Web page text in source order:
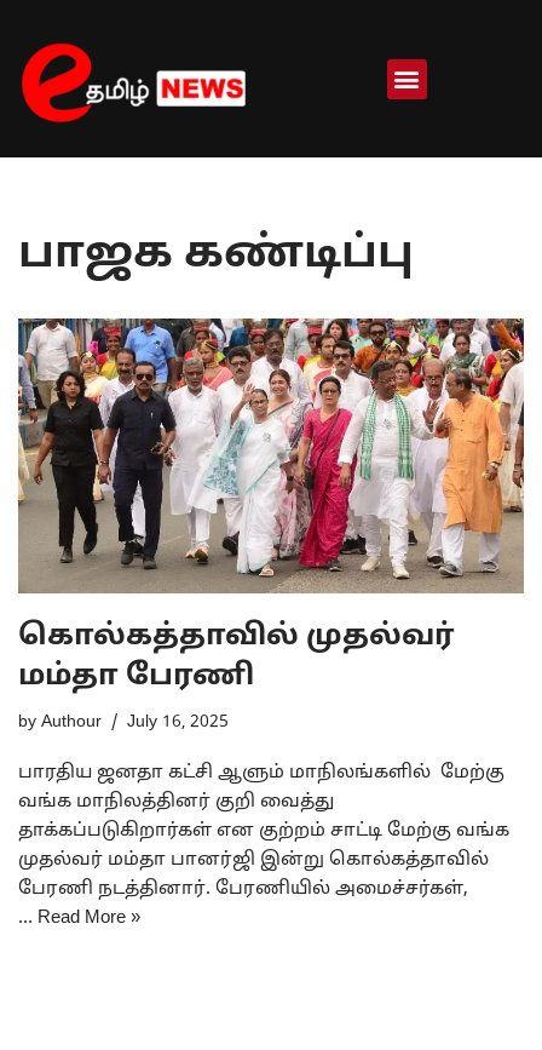
Skip
to
content
பாஜக கண்டிப்பு
கொல்கத்தாவில் முதல்வர்
மம்தா பேரணி
by Authour July 16, 2025
பாரதிய ஜனதா கட்சி ஆளும் மாநிலங்களில் மேற்கு
வங்க மாநிலத்தினர் குறி வைத்து
தாக்கப்படுகிறார்கள் என குற்றம் சாட்டி மேற்கு வங்க
முதல்வர் மம்தா பானர்ஜி இன்று கொல்கத்தாவில்
பேரணி நடத்தினார். பேரணியில் அமைச்சர்கள்,
… Read More »